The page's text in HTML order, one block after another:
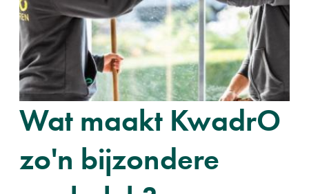
Wat maakt KwadrO
zo'n bijzondere